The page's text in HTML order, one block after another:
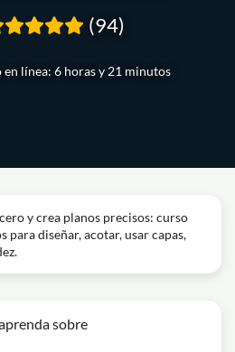
línea: 6 horas y 21 minutos
(94)
y crea planos precisos: curso
diseñar, acotar, usar capas,
sobre